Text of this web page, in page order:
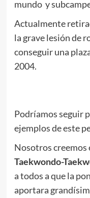
mundo y
Actualmente
la grave lesión de
conseguir una
2004.
Podríamos seguir
ejemplos de este
Nosotros creemos
Taekwondo-
a todos a que la
aportara